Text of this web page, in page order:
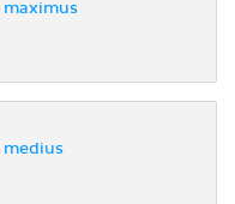
maximus
medius